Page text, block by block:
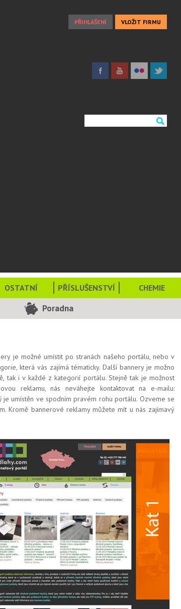
VLOŽIT FIRMU
PŘIHLÁŠENÍ
OSTATNÍ PŘÍSLUŠENSTVÍ CHEMIE
Poradna
je možné umístit po stranách našeho portálu, nebo v
která vás zajímá tématicky. Další bannery je možno
tak i v každé z kategorií portálu. Stejně tak je možnost
reklamu, nás neváhejte kontaktovat na e-mailu:
umístěn ve spodním pravém rohu portálu. Ozveme se
Kromě bannerové reklamy můžete mít u nás zajímavý